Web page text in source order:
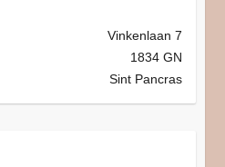
Vinkenlaan 7
1834 GN
Sint Pancras